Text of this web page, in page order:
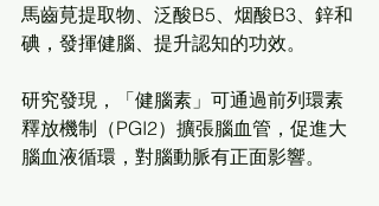
馬齒莧提取物、泛酸B5、烟酸B3、鋅和
碘，發揮健腦、提升認知的功效。
研究發現，「健腦素」可通過前列環素
釋放機制（PGI2）擴張腦血管，促進大
腦血液循環，對腦動脈有正面影響。